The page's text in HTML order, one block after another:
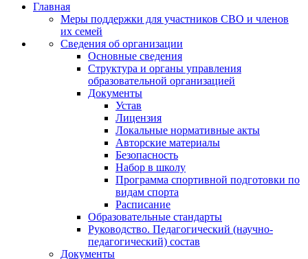
Главная
Меры поддержки для участников СВО и членов
их семей
Сведения об организации
Основные сведения
Структура и органы управления
образовательной организацией
Документы
Устав
Лицензия
Локальные нормативные акты
Авторские материалы
Безопасность
Набор в школу
Программа спортивной подготовки по
видам спорта
Расписание
Образовательные стандарты
Руководство. Педагогический (научно-
педагогический) состав
Документы